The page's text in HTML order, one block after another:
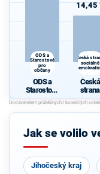
ODS a
Starostové
pro
občany
ODS a
Starostové
pro občany
14,45
Česká
sociálně
Česká
strana
cká
Jak se volilo
Jihočeský kraj